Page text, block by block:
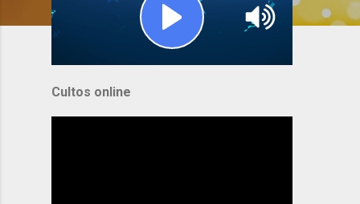
Cultos online